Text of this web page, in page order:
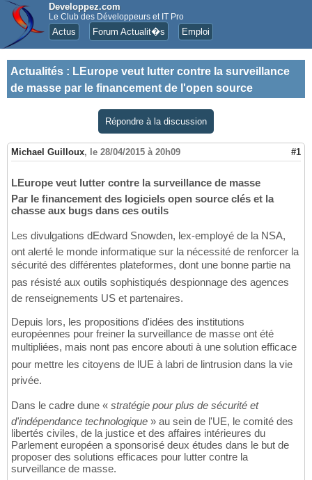
Developpez.com
Le Club des Développeurs et IT Pro
Actus Forum Actualit�s Emploi
Actualités : LEurope veut lutter contre la surveillance
de masse par le financement de l'open source
Répondre à la discussion
Michael Guilloux, le 28/04/2015 à 20h09 #1
LEurope veut lutter contre la surveillance de masse
Par le financement des logiciels open source clés et la
chasse aux bugs dans ces outils
Les divulgations dEdward Snowden, lex-employé de la NSA,
ont alerté le monde informatique sur la nécessité de renforcer la
sécurité des différentes plateformes, dont une bonne partie na
pas résisté aux outils sophistiqués despionnage des agences
de renseignements US et partenaires.
Depuis lors, les propositions d'idées des institutions
européennes pour freiner la surveillance de masse ont été
multipliées, mais nont pas encore abouti à une solution efficace
pour mettre les citoyens de lUE à labri de lintrusion dans la vie
privée.
Dans le cadre dune « stratégie pour plus de sécurité et
d'indépendance technologique » au sein de l'UE, le comité des
libertés civiles, de la justice et des affaires intérieures du
Parlement européen a sponsorisé deux études dans le but de
proposer des solutions efficaces pour lutter contre la
surveillance de masse.